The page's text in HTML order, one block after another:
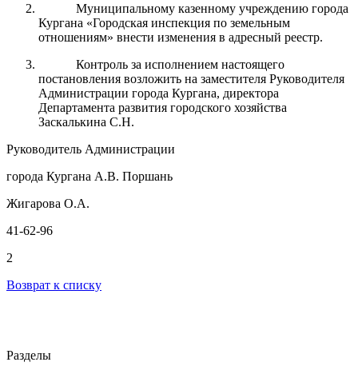
Муниципальному казенному учреждению города
Кургана «Городская инспекция по земельным
отношениям» внести изменения в адресный реестр.
Контроль за исполнением настоящего
постановления возложить на заместителя Руководителя
Администрации города Кургана, директора
Департамента развития городского хозяйства
Заскалькина С.Н.
Руководитель Администрации
города Кургана А.В. Поршань
Жигарова О.А.
41-62-96
2
Возврат к списку
Разделы